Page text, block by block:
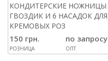
КОНДИТЕРСКИЕ НОЖНИЦЫ
ГВОЗДИК И 6 НАСАДОК ДЛЯ
КРЕМОВЫХ РОЗ
150 грн.
РОЗНИЦА
по запросу
ОПТ